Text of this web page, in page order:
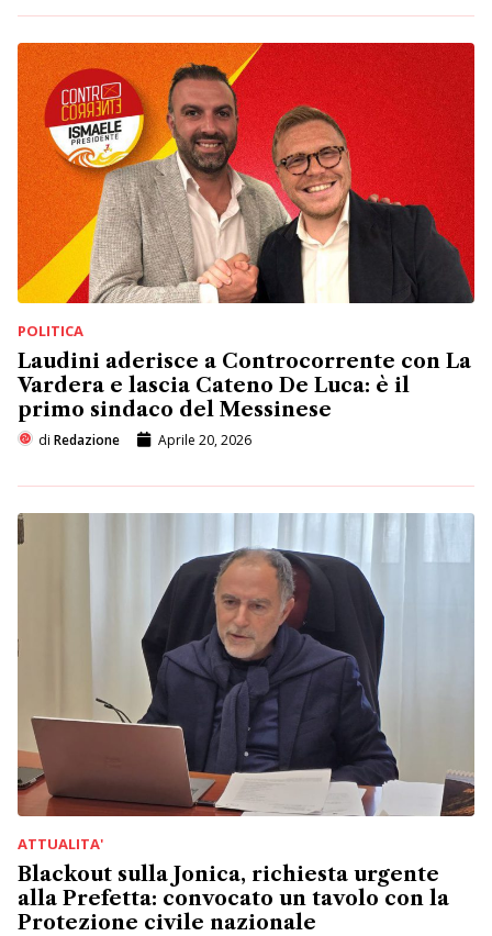
POLITICA
Laudini aderisce a Controcorrente con La
Vardera e lascia Cateno De Luca: è il
primo sindaco del Messinese
di Redazione Aprile 20, 2026
ATTUALITA'
Blackout sulla Jonica, richiesta urgente
alla Prefetta: convocato un tavolo con la
Protezione civile nazionale